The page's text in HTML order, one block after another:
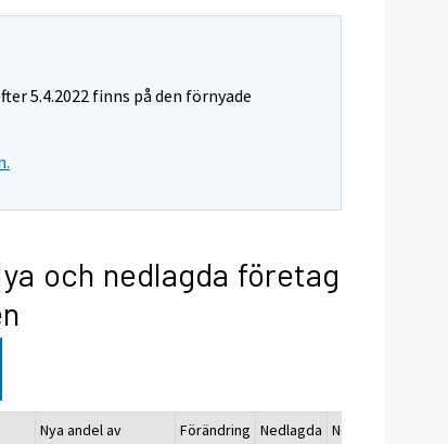
5.4.2022 finns på den förnyade
och nedlagda företag
Nya andel av
Förändring Nedlagda Nedlagda andel av